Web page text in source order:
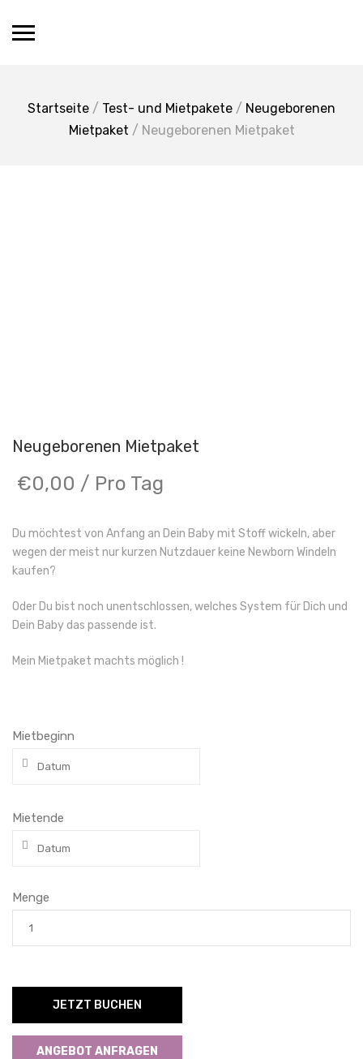
Startseite / Test- und Mietpakete / Neugeborenen
Mietpaket / Neugeborenen Mietpaket
Neugeborenen Mietpaket
€0,00 / Pro Tag
Du möchtest von Anfang an Dein Baby mit Stoff wickeln, aber
wegen der meist nur kurzen Nutzdauer keine Newborn Windeln
kaufen?
Oder Du bist noch unentschlossen, welches System für Dich und
Dein Baby das passende ist.
Mein Mietpaket machts möglich !
Mietbeginn
Mietende
Menge
JETZT BUCHEN
ANGEBOT ANFRAGEN